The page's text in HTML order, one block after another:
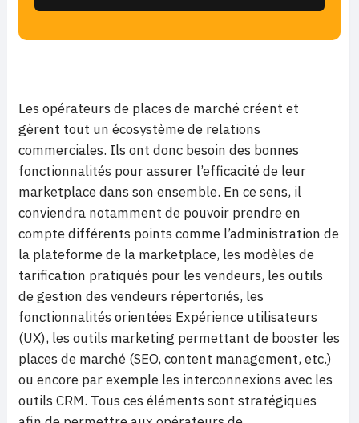
Les opérateurs de places de marché créent et
gèrent tout un écosystème de relations
commerciales. Ils ont donc besoin des bonnes
fonctionnalités pour assurer l’efficacité de leur
marketplace dans son ensemble. En ce sens, il
conviendra notamment de pouvoir prendre en
compte différents points comme l’administration de
la plateforme de la marketplace, les modèles de
tarification pratiqués pour les vendeurs, les outils
de gestion des vendeurs répertoriés, les
fonctionnalités orientées Expérience utilisateurs
(UX), les outils marketing permettant de booster les
places de marché (SEO, content management, etc.)
ou encore par exemple les interconnexions avec les
outils CRM. Tous ces éléments sont stratégiques